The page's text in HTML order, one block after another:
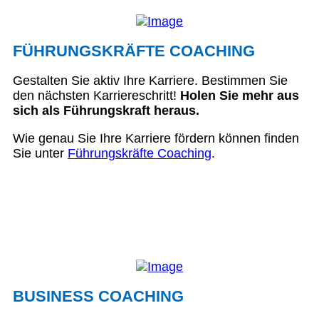
FÜHRUNGSKRÄFTE COACHING
Gestalten Sie aktiv Ihre Karriere. Bestimmen Sie
den nächsten Karriereschritt! Holen Sie mehr aus
sich als Führungskraft heraus.
Wie genau Sie Ihre Karriere fördern können finden
Sie unter Führungskräfte Coaching.
BUSINESS COACHING